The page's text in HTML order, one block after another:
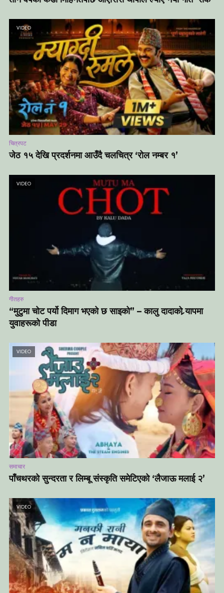
VIDEO
चित्रपट
जेठ १५ देखि प्रदर्शनमा आउँदै चलचित्र ‘रोल नम्बर १’
VIDEO
गीतहरु
“मुटुमा चोट पर्यो दिमाग भएको छ साइको” – कालु दादाको र्‍यापमा
युवाहरूको पीडा
VIDEO
समाचार
पाँचथरको सुन्दरता र लिम्बू संस्कृति समेटिएको ‘लैजाऊ मलाई २’
VIDEO